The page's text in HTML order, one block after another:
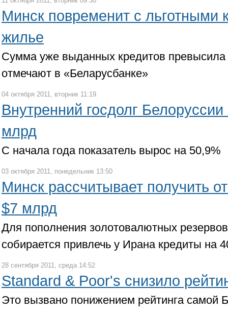
Минск повременит с льготными
жилье
Сумма уже выданных кредитов превысила
отмечают в «Беларусбанке»
04 октября 2011, вторник 11:19
Внутренний госдолг
млрд
С начала года показатель вырос на 50,9%
03 октября 2011, понедельник 13:50
Минск рассчитывает получить
$7 млрд
Для пополнения золотовалютных
собирается привлечь у Ирана кредиты на
28 сентября 2011, среда 14:52
Standard & Poor's снизило
Это вызвано понижением рейтинга самой